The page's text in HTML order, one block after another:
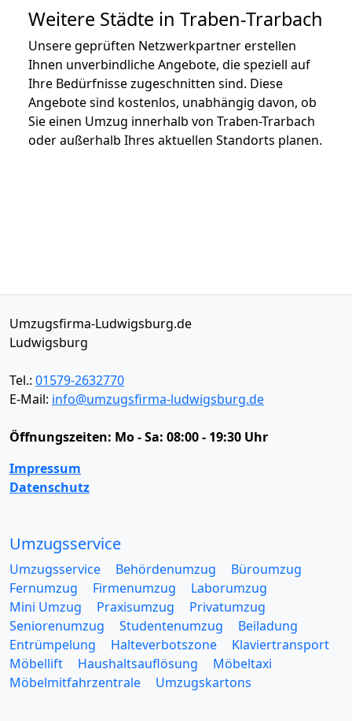
Weitere Städte in Traben-Trarbach
Unsere geprüften Netzwerkpartner erstellen
Ihnen unverbindliche Angebote, die speziell auf
Ihre Bedürfnisse zugeschnitten sind. Diese
Angebote sind kostenlos, unabhängig davon, ob
Sie einen Umzug innerhalb von Traben-Trarbach
oder außerhalb Ihres aktuellen Standorts planen.
Umzugsfirma-Ludwigsburg.de
Ludwigsburg
Tel.: 01579-2632770
E-Mail: info@umzugsfirma-ludwigsburg.de
Öffnungszeiten: Mo - Sa: 08:00 - 19:30 Uhr
Impressum
Datenschutz
Umzugsservice
Umzugsservice Behördenumzug
Büroumzug
Fernumzug
Firmenumzug
Laborumzug
Mini Umzug
Praxisumzug
Privatumzug
Seniorenumzug
Studentenumzug
Beiladung
Entrümpelung
Halteverbotszone
Klaviertransport
Möbellift
Haushaltsauflösung
Möbeltaxi
Möbelmitfahrzentrale
Umzugskartons